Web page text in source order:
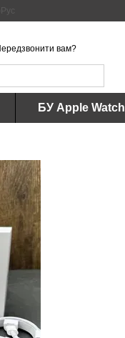
Рус
вам?
БУ Apple Watch